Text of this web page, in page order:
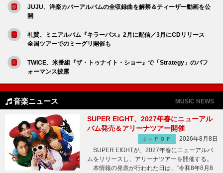
JUJU、洋楽カバーアルバムの全収録曲を解禁＆ティーザー動画を公
開
礼賛、ミニアルバム『キラーパス』2月に配信／3月にCDリリース
全国ツアーでのミーグリ開催も
TWICE、米番組『ザ・トゥナイト・ショー』で「Strategy」のパフ
ォーマンス披露
音楽ニュース MUSIC NEWS
SUPER EIGHT、2027年春にニューアル
バム発売＆アリーナツアー開催
Ｊ－ＰＯＰ
2026年8月8日
SUPER EIGHTが、2027年春にニューアルバ
ムをリリースし、アリーナツアーを開催する。
本情報の発表が行われた日は、“令和8年8月8